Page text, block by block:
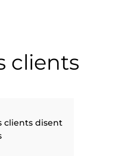
clients
clients disent